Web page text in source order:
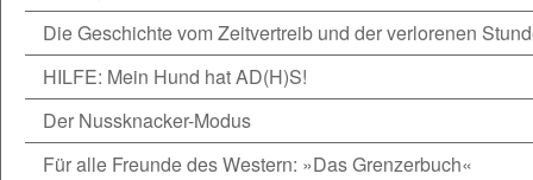
Die Geschichte vom Zeitvertreib und der verlorenen
HILFE: Mein Hund hat AD(H)S!
Der Nussknacker-Modus
Für alle Freunde des Western: »Das Grenzerbuch«